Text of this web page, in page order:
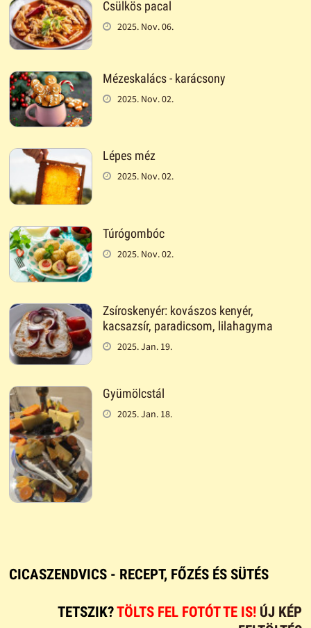
Csülkös pacal
2025. Nov. 06.
Mézeskalács - karácsony
2025. Nov. 02.
Lépes méz
2025. Nov. 02.
Túrógombóc
2025. Nov. 02.
Zsíroskenyér: kovászos kenyér,
kacsazsír, paradicsom, lilahagyma
2025. Jan. 19.
Gyümölcstál
2025. Jan. 18.
CICASZENDVICS - RECEPT, FŐZÉS ÉS SÜTÉS
TETSZIK?TÖLTS FEL FOTÓT TE IS! ÚJ KÉP